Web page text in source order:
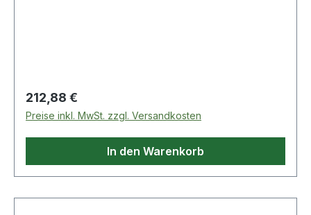
Regulärer Preis:
212,88 €
Preise inkl. MwSt. zzgl. Versandkosten
In den Warenkorb